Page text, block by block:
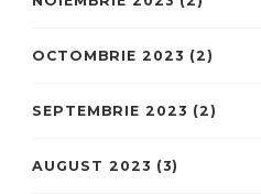
OCTOMBRIE 2023 (2)
SEPTEMBRIE 2023 (2)
AUGUST 2023 (3)